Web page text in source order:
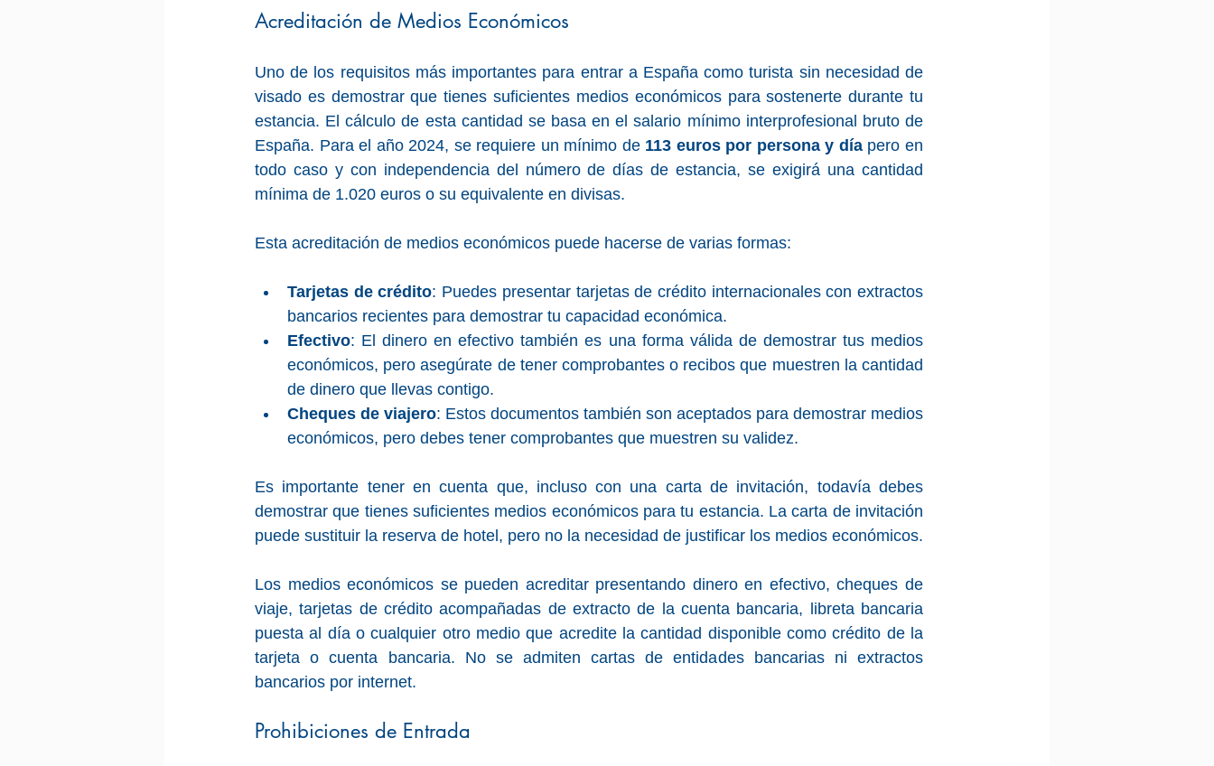
Acreditación de Medios Económicos
Uno de los requisitos más importantes para entrar a España como turista sin necesidad de
visado es demostrar que tienes suficientes medios económicos para sostenerte durante tu
estancia. El cálculo de esta cantidad se basa en el salario mínimo interprofesional bruto de
España. Para el año 2024, se requiere un mínimo de 113 euros por persona y día pero en
todo caso y con independencia del número de días de estancia, se exigirá una cantidad
mínima de 1.020 euros o su equivalente en divisas.
Esta acreditación de medios económicos puede hacerse de varias formas:
Tarjetas de crédito: Puedes presentar tarjetas de crédito internacionales con extractos
bancarios recientes para demostrar tu capacidad económica.
Efectivo: El dinero en efectivo también es una forma válida de demostrar tus medios
económicos, pero asegúrate de tener comprobantes o recibos que muestren la cantidad
de dinero que llevas contigo.
Cheques de viajero: Estos documentos también son aceptados para demostrar medios
económicos, pero debes tener comprobantes que muestren su validez.
Es importante tener en cuenta que, incluso con una carta de invitación, todavía debes
demostrar que tienes suficientes medios económicos para tu estancia. La carta de invitación
puede sustituir la reserva de hotel, pero no la necesidad de justificar los medios económicos.
Los medios económicos se pueden acreditar presentando dinero en efectivo, cheques de
viaje, tarjetas de crédito acompañadas de extracto de la cuenta bancaria, libreta bancaria
puesta al día o cualquier otro medio que acredite la cantidad disponible como crédito de la
tarjeta o cuenta bancaria. No se admiten cartas de entidades bancarias ni extractos
bancarios por internet.
Prohibiciones de Entrada